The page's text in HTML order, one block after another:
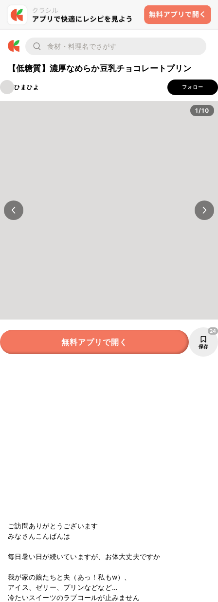
【低糖質】濃厚なめらか豆乳チョコレートプリン
ひまひよ フォロー
1/10
無料アプリで開く 保存
24
ご訪問ありがとうございます
みなさんこんばんは
毎日暑い日が続いていますが、お体大丈夫ですか
我が家の娘たちと夫（あっ！私もw）、
アイス、ゼリー、プリンなどなど…
冷たいスイーツのラブコールが止みません